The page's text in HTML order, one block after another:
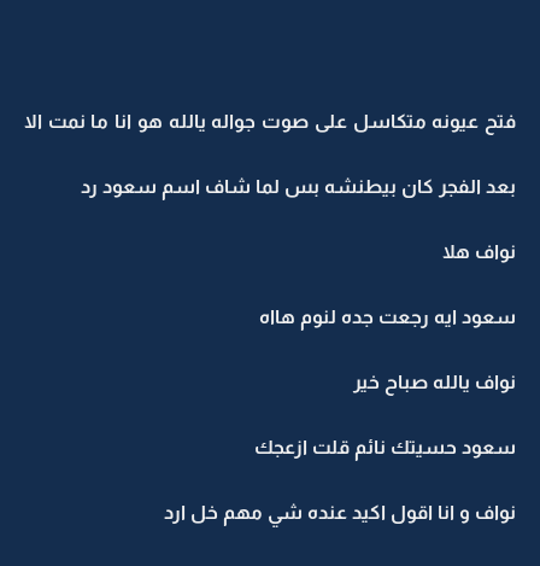
فتح عيونه متكاسل على صوت جواله يالله هو انا ما نمت الا
بعد الفجر كان بيطنشه بس لما شاف اسم سعود رد
نواف هلا
سعود ايه رجعت جده لنوم هااه
نواف يالله صباح خير
سعود حسيتك نائم قلت ازعجك
نواف و انا اقول اكيد عنده شي مهم خل ارد